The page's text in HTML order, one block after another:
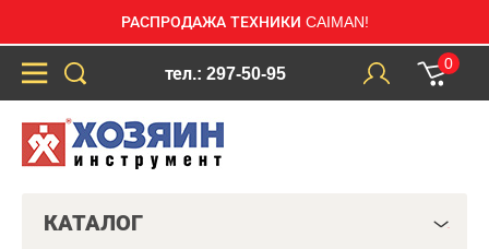
РАСПРОДАЖА ТЕХНИКИ CAIMAN!
тел.: 297-50-95
0
КАТАЛОГ